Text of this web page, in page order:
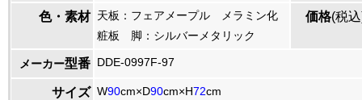
色・素材 天板：フェアメープル メラミン化
粧板 脚：シルバーメタリック
価格(税
メーカー型番 DDE-0997F-97
サイズ W90cm×D90cm×H72cm